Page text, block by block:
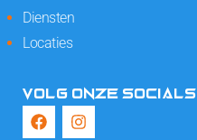
Diensten
Locaties
VOLG ONZE SOCIALS